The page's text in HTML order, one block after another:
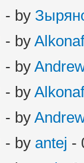
- by
- by
- by
- by
- by
- by antej -